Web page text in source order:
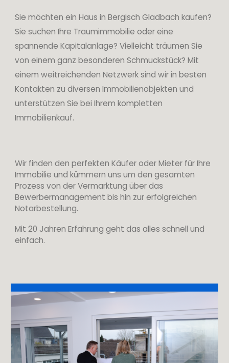
Sie möchten ein Haus in Bergisch Gladbach kaufen?
Sie suchen Ihre Traumimmobilie oder eine
spannende Kapitalanlage? Vielleicht träumen Sie
von einem ganz besonderen Schmuckstück? Mit
einem weitreichenden Netzwerk sind wir in besten
Kontakten zu diversen Immobilienobjekten und
unterstützen Sie bei Ihrem kompletten
Immobilienkauf.
Wir finden den perfekten Käufer oder Mieter für Ihre
Immobilie und kümmern uns um den gesamten
Prozess von der Vermarktung über das
Bewerbermanagement bis hin zur erfolgreichen
Notarbestellung.
Mit 20 Jahren Erfahrung geht das alles schnell und
einfach.